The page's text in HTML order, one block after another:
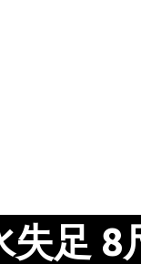
失足 8